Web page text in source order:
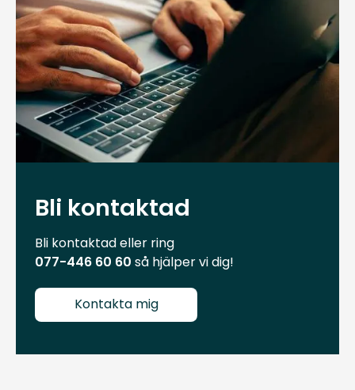
Bli kontaktad
Bli kontaktad eller ring
077-446 60 60 så hjälper vi dig!
Kontakta mig